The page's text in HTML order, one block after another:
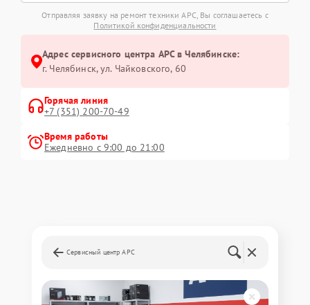
Отправляя заявку на ремонт техники APC, Вы соглашаетесь с
Политикой конфиденциальности
Адрес сервисного центра APC в Челябинске:
г. Челябинск, ул. Чайковского, 60
Горячая линия
+7 (351) 200-70-49
Время работы
Ежедневно с 9:00 до 21:00
Сервисный центр APC